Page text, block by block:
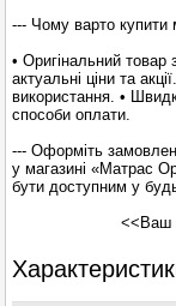
--- Чому варто
• Оригінальний товар
актуальні ціни та
використання. •
способи оплати.
--- Оформіть
у магазині «Матрас
бути доступним у
<<Ваш